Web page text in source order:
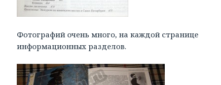
Фотографий очень много, на каждой странице
информационных разделов.